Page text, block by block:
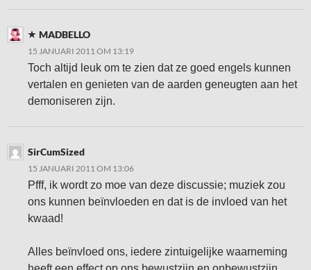
MADBELLO
15 JANUARI 2011 OM 13:19
Toch altijd leuk om te zien dat ze goed engels kunnen
vertalen en genieten van de aarden geneugten aan het
demoniseren zijn.
SirCumSized
15 JANUARI 2011 OM 13:06
Pfff, ik wordt zo moe van deze discussie; muziek zou
ons kunnen beïnvloeden en dat is de invloed van het
kwaad!
Alles beïnvloed ons, iedere zintuigelijke waarneming